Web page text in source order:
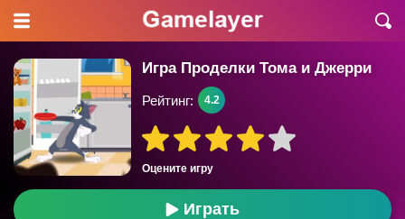
Игра Проделки Тома и Джерри
Оцените игру
Рейтинг: 4.2
Играть